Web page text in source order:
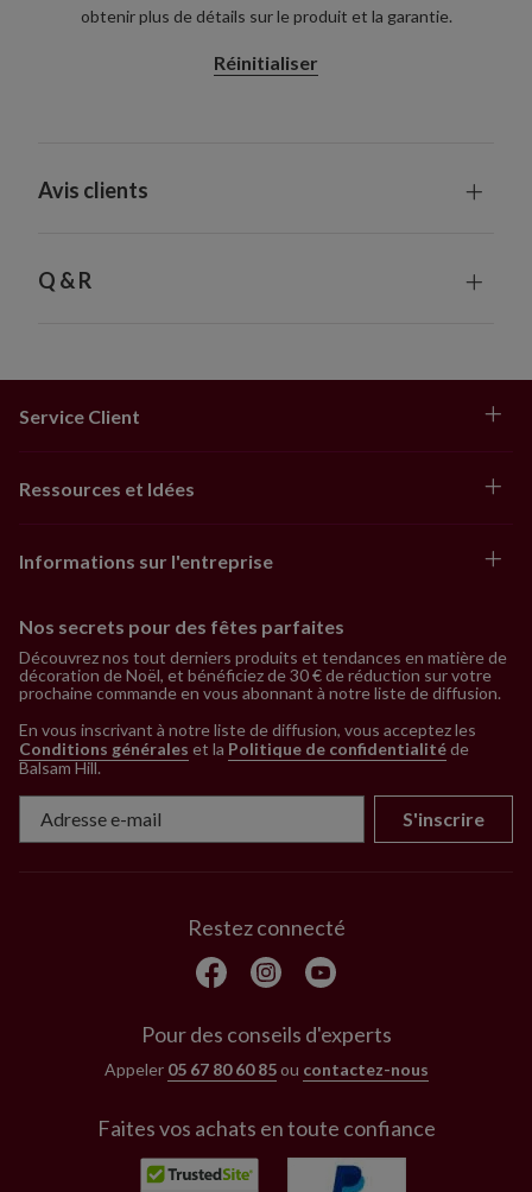
présenter de légères différences
obtenir plus de détails sur le produit et la garantie.
Réinitialiser
Avis clients
Q & R
Service Client
Ressources et Idées
Informations sur l'entreprise
Nos secrets pour des fêtes parfaites
Découvrez nos tout derniers produits et tendances en matière de
décoration de Noël, et bénéficiez de 30 € de réduction sur votre
prochaine commande en vous abonnant à notre liste de diffusion.
En vous inscrivant à notre liste de diffusion, vous acceptez les
Conditions générales et la Politique de confidentialitéde
Balsam Hill.
S'inscrire
Restez connecté
Pour des conseils d'experts
Appeler 05 67 80 60 85ou contactez-nous
Faites vos achats en toute confiance